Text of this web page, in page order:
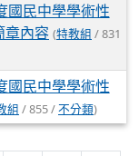
國民中學學術性
章內容 (特教組 / 831
國民中學學術性
組 / 855 /不分類)